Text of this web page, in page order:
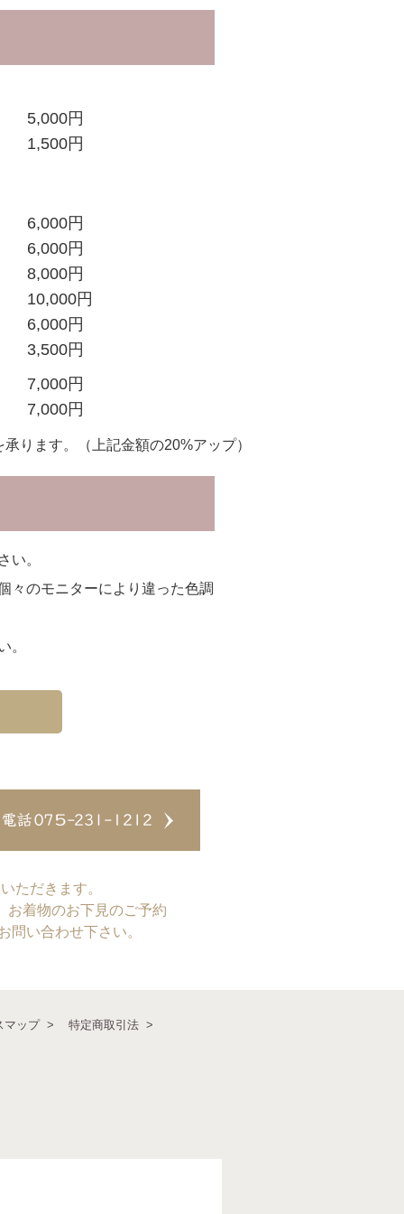
5,000円
1,500円
6,000円
6,000円
8,000円
10,000円
6,000円
3,500円
7,000円
7,000円
ります。（上記金額の20%アップ）
い。
々のモニターにより違った色調
。
ただきます。
お着物のお下見のご予約
問い合わせ下さい。
マップ 特定商取引法